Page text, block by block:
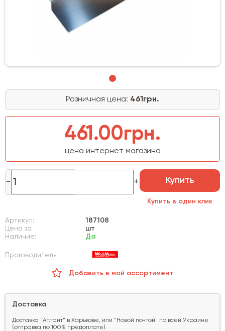
Розничная цена: 461грн.
461.00грн.
цена интернет магазина
Купить
Купить в один клик
Артикул:
187108
Цена за
шт
Наличие:
Да
Производитель:
Добавить в мой ассортимент
Доставка
Доставка "Атлант" в Харькове, или "Новой почтой" по всей Украине
(отправка по 100% предоплате).